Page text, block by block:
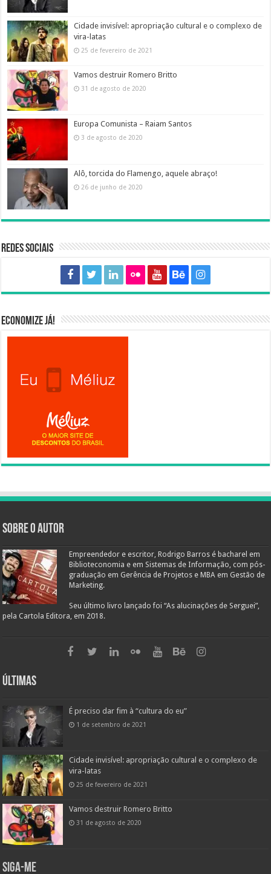
Cidade invisível: apropriação cultural e o complexo de
vira-latas
25 de fevereiro de 2021
Vamos destruir Romero Britto
31 de agosto de 2020
Europa Comunista – Raiam Santos
3 de agosto de 2020
Alô, torcida do Flamengo, aquele abraço!
26 de junho de 2020
Redes sociais
Economize já!
Sobre o autor
Empreendedor e escritor, Rodrigo Barros é bacharel em
Biblioteconomia e em Sistemas de Informação, com pós-
graduação em Gerência de Projetos e MBA em Gestão de
Marketing.
Seu último livro lançado foi “As alucinações de Serguei”,
pela Cartola Editora, em 2018.
Últimas
É preciso dar fim à “cultura do eu”
1 de setembro de 2021
Cidade invisível: apropriação cultural e o complexo de
vira-latas
25 de fevereiro de 2021
Vamos destruir Romero Britto
31 de agosto de 2020
Siga-me